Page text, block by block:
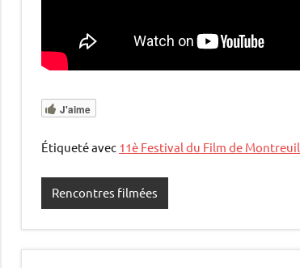
J'aime
Étiqueté avec 11è Festival du Film de Montreuil
Rencontres filmées